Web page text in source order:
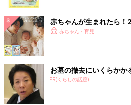
赤ちゃんが生まれたら！
赤ちゃん・育児
お墓の撤去にいくらかか
PR(くらしの話題)